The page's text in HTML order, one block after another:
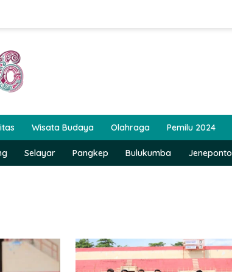
Wisata Budaya Olahraga Pemilu 2024
Selayar Pangkep Bulukumba Jeneponto